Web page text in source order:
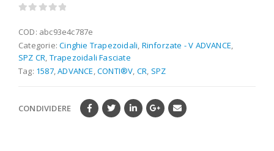
COD: abc93e4c787e
Categorie:Cinghie Trapezoidali Rinforzate - V ADVANCE
SPZ CR Trapezoidali Fasciate
Tag: 1587,ADVANCE ,CONTI®V CR SPZ
CONDIVIDERE